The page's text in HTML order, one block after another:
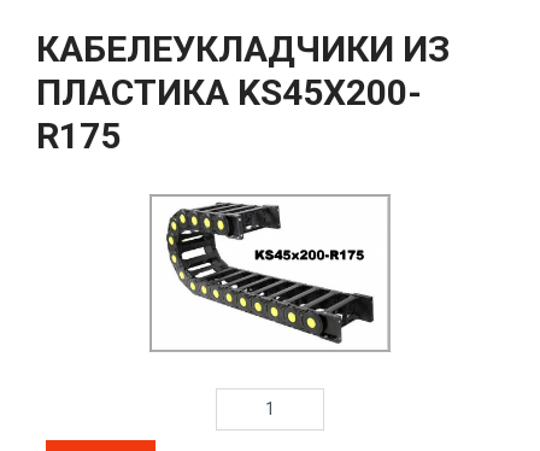
КАБЕЛЕУКЛАДЧИКИ ИЗ
ПЛАСТИКА KS45Х200-
R175